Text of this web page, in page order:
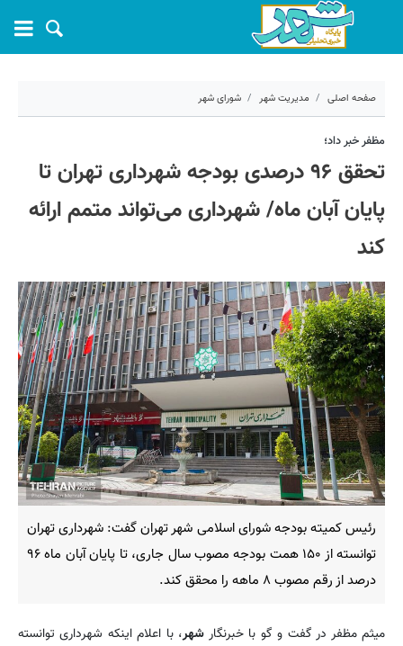
صفحه اصلی مدیریت شهر شورای شهر
۱۵ آذر ۱۴۰۳ - ۰۷:۰۵
کد مطلب: 62951
مظفر خبر داد؛
تحقق ۹۶ درصدی بودجه شهرداری تهران تا
پایان آبان ماه/ شهرداری می‌تواند متمم ارائه
کند
رئیس کمیته بودجه شورای اسلامی شهر تهران گفت: شهرداری تهران
توانسته از ۱۵۰ همت بودجه مصوب سال جاری، تا پایان آبان ماه ۹۶
درصد از رقم مصوب ۸ ماهه را محقق کند.
میثم مظفر در گفت و گو با خبرنگار شهر، با اعلام اینکه شهرداری توانسته